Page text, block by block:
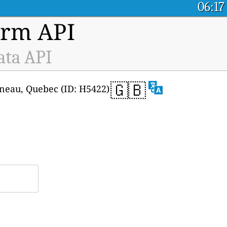
06:17
API
API
🇬🇧
Quebec (ID: H5422)